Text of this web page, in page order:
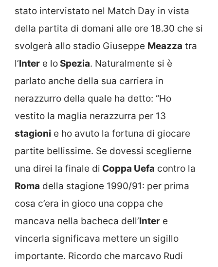
stato intervistato nel Match Day in vista
della partita di domani alle ore 18.30 che si
svolgerà allo stadio Giuseppe Meazza tra
l’Inter e lo Spezia. Naturalmente si è
parlato anche della sua carriera in
nerazzurro della quale ha detto: “Ho
vestito la maglia nerazzurra per 13
stagioni e ho avuto la fortuna di giocare
partite bellissime. Se dovessi sceglierne
una direi la finale di Coppa Uefa contro la
Roma della stagione 1990/91: per prima
cosa c’era in gioco una coppa che
mancava nella bacheca dell’Inter e
vincerla significava mettere un sigillo
importante. Ricordo che marcavo Rudi